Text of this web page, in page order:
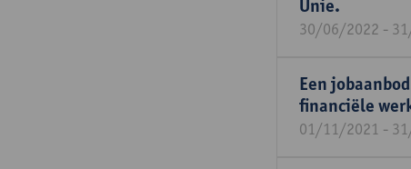
Unie.
30/06/2022 -
Een
financiële
01/11/2021 -